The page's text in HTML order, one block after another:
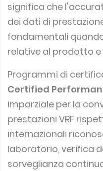
significa che
dei dati di
fondamentali
relative al prodotto
Programmi di
Certified
imparziale per la
prestazioni VRF
internazionali
laboratorio, verifica
sorveglianza